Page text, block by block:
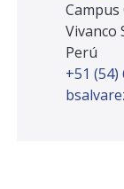
Vivanco
Perú
+51 (54)